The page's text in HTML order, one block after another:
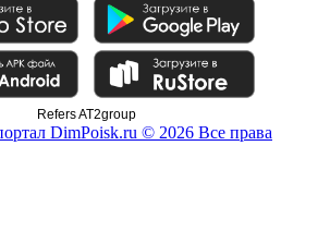
Refers AT2group
DimPoisk.ru © 2026 Все права